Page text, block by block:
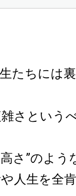
たちには
さという
さ”のよ
人生を全